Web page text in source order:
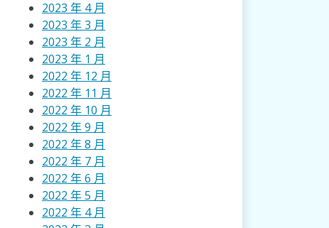
2023 年 4 月
2023 年 3 月
2023 年 2 月
2023 年 1 月
2022 年 12 月
2022 年 11 月
2022 年 10 月
2022 年 9 月
2022 年 8 月
2022 年 7 月
2022 年 6 月
2022 年 5 月
2022 年 4 月